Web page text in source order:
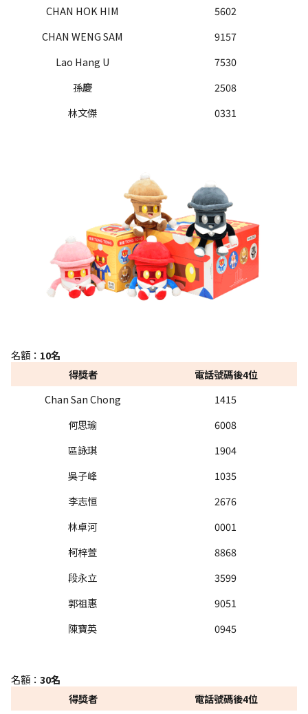
CHAN HOK HIM
5602
CHAN WENG SAM
9157
Lao Hang U
7530
孫慶
2508
林文傑
0331
名額： 10名
得獎者
電話號碼後4位
Chan San Chong
1415
何思瑜
6008
區詠琪
1904
吳子峰
1035
李志恒
2676
林卓河
0001
柯梓萱
8868
段永立
3599
郭祖惠
9051
陳寶英
0945
名額： 30名
得獎者
電話號碼後4位